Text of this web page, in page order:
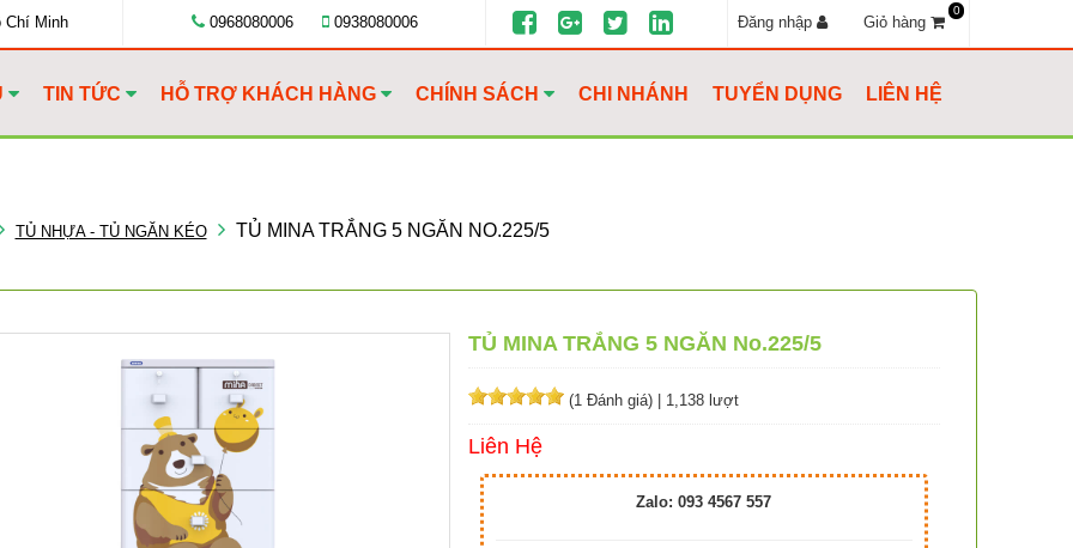
Chí Minh 0968080006 0938080006 Đăng nhập Giỏ hàng
0
TIN TỨC HỖ TRỢ KHÁCH HÀNG CHÍNH SÁCH CHI NHÁNH TUYỂN DỤNG LIÊN HỆ
TỦ NHỰA - TỦ NGĂN KÉO TỦ MINA TRẮNG 5 NGĂN NO.225/5
TỦ MINA TRẮNG 5 NGĂN No.225/5
(1 Đánh giá) | 1,138 lượt
Liên Hệ
Zalo: 093 4567 557